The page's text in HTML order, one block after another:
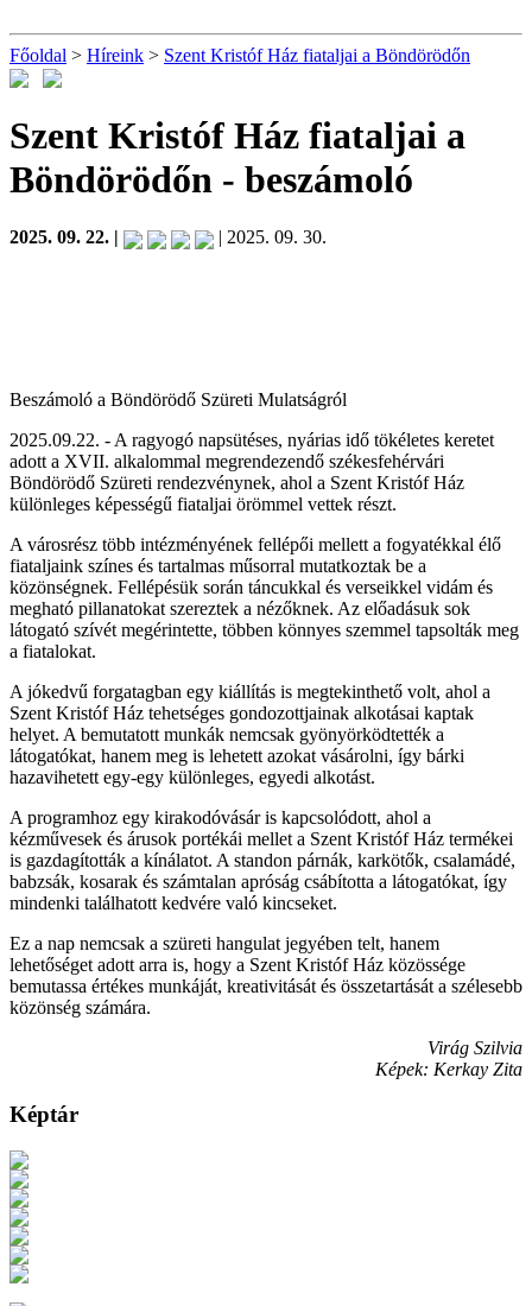
Főoldal > Híreink > Szent Kristóf Ház fiataljai a Böndörödőn
Szent Kristóf Ház fiataljai a
Böndörödőn - beszámoló
2025. 09. 22. | | 2025. 09. 30.
Beszámoló a Böndörödő Szüreti Mulatságról
2025.09.22. - A ragyogó napsütéses, nyárias idő tökéletes keretet
adott a XVII. alkalommal megrendezendő székesfehérvári
Böndörödő Szüreti rendezvénynek, ahol a Szent Kristóf Ház
különleges képességű fiataljai örömmel vettek részt.
A városrész több intézményének fellépői mellett a fogyatékkal élő
fiataljaink színes és tartalmas műsorral mutatkoztak be a
közönségnek. Fellépésük során táncukkal és verseikkel vidám és
megható pillanatokat szereztek a nézőknek. Az előadásuk sok
látogató szívét megérintette, többen könnyes szemmel tapsolták meg
a fiatalokat.
A jókedvű forgatagban egy kiállítás is megtekinthető volt, ahol a
Szent Kristóf Ház tehetséges gondozottjainak alkotásai kaptak
helyet. A bemutatott munkák nemcsak gyönyörködtették a
látogatókat, hanem meg is lehetett azokat vásárolni, így bárki
hazavihetett egy-egy különleges, egyedi alkotást.
A programhoz egy kirakodóvásár is kapcsolódott, ahol a
kézművesek és árusok portékái mellet a Szent Kristóf Ház termékei
is gazdagították a kínálatot. A standon párnák, karkötők, csalamádé,
babzsák, kosarak és számtalan apróság csábította a látogatókat, így
mindenki találhatott kedvére való kincseket.
Ez a nap nemcsak a szüreti hangulat jegyében telt, hanem
lehetőséget adott arra is, hogy a Szent Kristóf Ház közössége
bemutassa értékes munkáját, kreativitását és összetartását a szélesebb
közönség számára.
Virág Szilvia
Képek: Kerkay Zita
Képtár